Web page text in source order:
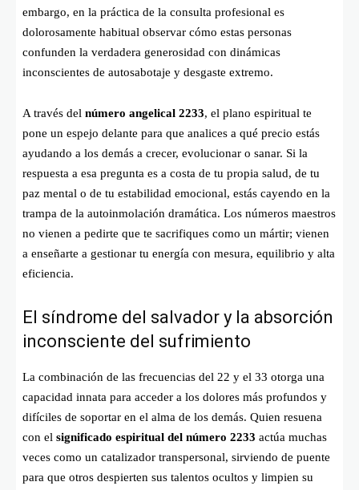
embargo, en la práctica de la consulta profesional es
dolorosamente habitual observar cómo estas personas
confunden la verdadera generosidad con dinámicas
inconscientes de autosabotaje y desgaste extremo.
A través del número angelical 2233, el plano espiritual te
pone un espejo delante para que analices a qué precio estás
ayudando a los demás a crecer, evolucionar o sanar. Si la
respuesta a esa pregunta es a costa de tu propia salud, de tu
paz mental o de tu estabilidad emocional, estás cayendo en la
trampa de la autoinmolación dramática. Los números maestros
no vienen a pedirte que te sacrifiques como un mártir; vienen
a enseñarte a gestionar tu energía con mesura, equilibrio y alta
eficiencia.
El síndrome del salvador y la absorción
inconsciente del sufrimiento
La combinación de las frecuencias del 22 y el 33 otorga una
capacidad innata para acceder a los dolores más profundos y
difíciles de soportar en el alma de los demás. Quien resuena
con el significado espiritual del número 2233 actúa muchas
veces como un catalizador transpersonal, sirviendo de puente
para que otros despierten sus talentos ocultos y limpien su